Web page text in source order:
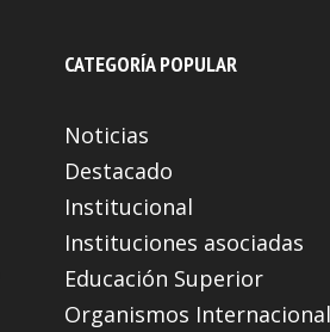
CATEGORÍA POPULAR
Noticias
Destacado
Institucional
Instituciones asociadas
Educación Superior
Organismos